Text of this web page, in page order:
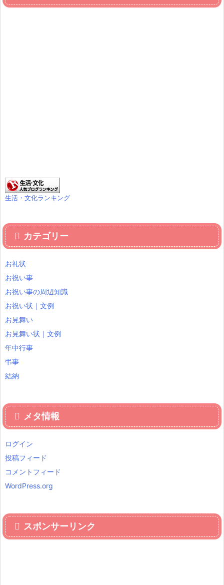
生活・文化ランキング
カテゴリー
お礼状
お祝い事
お祝い事の周辺知識
お祝い状｜文例
お見舞い
お見舞い状｜文例
年中行事
弔事
結納
メタ情報
ログイン
投稿フィード
コメントフィード
WordPress.org
スポンサーリンク